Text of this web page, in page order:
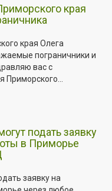
края
края Олега
пограничники и
вас с
подать заявку
в Приморье
заявку на